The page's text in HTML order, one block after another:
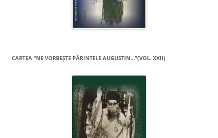
CARTEA “NE VORBEŞTE PĂRINTELE AUGUSTIN…”(VOL. XXII)